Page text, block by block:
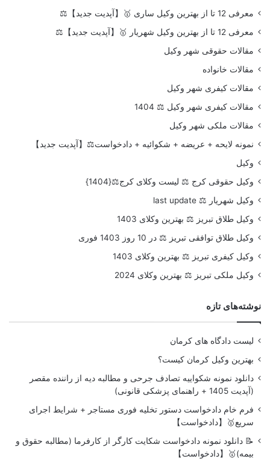
معرفی 12 تا از بهترین وکیل ساری 🥇【آپدیت جدید】⚖️
معرفی 12 تا از بهترین وکیل شهریار 🥇【آپدیت جدید】⚖️
مقالات حقوقی شهر وکیل
مقالات خانواده
مقالات کیفری شهر وکیل
مقالات کیفری شهر وکیل ⚖️ 1404
مقالات ملکی شهر وکیل
نمونه لایحه + عریضه + شکوائیه + دادخواست⚖️【آپدیت جدید】
وکیل
وکیل حقوقی کرج ⚖️ لیست وکلای کرج⚖️{1404}
وکیل شهریار ⚖️ last update
وکیل طلاق تبریز ⚖️ بهترین وکلای 1403
وکیل طلاق توافقی تبریز ⚖️ در 10 روز 1403 فوری
وکیل کیفری تبریز ⚖️ بهترین وکلای 1403
وکیل ملکی تبریز ⚖️ بهترین وکلای 2024
نوشته‌های تازه
لیست دادگاه های کرمان
بهترین وکیل کرمان کیست؟
دانلود نمونه شکواییه تصادف جرحی و مطالبه دیه از راننده مقصر
(آپدیت 1405 + راهنمای پزشکی قانونی)
فرم خام دادخواست دستور تخلیه فوری مستاجر + شرایط اجرای
سریع🥇【دادخواست】
📝 دانلود نمونه دادخواست شکایت کارگر از کارفرما (مطالبه حقوق و
بیمه)🥇【دادخواست】